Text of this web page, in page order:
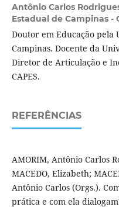
Antônio Carlos
Estadual de Campinas -
Doutor em Educação pela
Campinas. Docente da
Diretor de Articulação e
CAPES.
REFERÊNCIAS
AMORIM, Antônio Carlos
MACEDO, Elizabeth;
Antônio Carlos (Orgs.).
prática e com ela